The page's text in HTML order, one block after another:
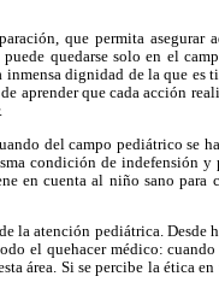
que permita asegurar
quedarse solo en el
dignidad de la que es
aprender que cada acción
del campo pediátrico se
condición de indefensión y
en cuenta al niño sano para
la atención pediátrica. Desde
el quehacer médico: cuando
área. Si se percibe la ética